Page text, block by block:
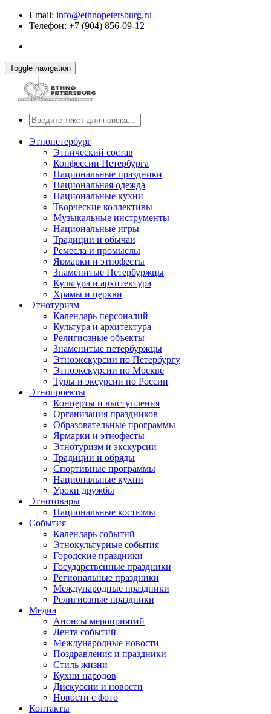
Email: info@ethnopetersburg.ru
Телефон: +7 (904) 856-09-12
Toggle navigation
Этнопетербург
Этнический состав
Конфессии Петербурга
Национальные праздники
Национальная одежда
Национальные кухни
Творческие коллективы
Музыкальные инструменты
Национальные игры
Традиции и обычаи
Ремесла и промыслы
Ярмарки и этнофесты
Знаменитые Петербуржцы
Культура и архитектура
Храмы и церкви
Этнотуризм
Календарь персоналий
Культура и архитектура
Религиозные объекты
Знаменитые петербуржцы
Этноэкскурсии по Петербургу
Этноэкскурсии по Москве
Туры и эксурсии по России
Этнопроекты
Концерты и выступления
Организация праздников
Образовательные программы
Ярмарки и этнофесты
Этнотуризм и экскурсии
Традиции и обряды
Спортивные программы
Национальные кухни
Уроки дружбы
Этнотовары
Национальные костюмы
События
Календарь событий
Этнокультурные события
Городские праздники
Государственные праздники
Региональные праздники
Международные праздники
Религиозные праздники
Медиа
Анонсы мероприятий
Лента событий
Международные новости
Поздравления и праздники
Cтиль жизни
Кухни народов
Дискуссии и новости
Новости с фото
Контакты